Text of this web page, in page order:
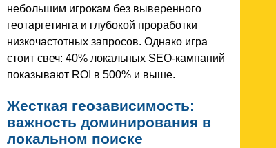
небольшим игрокам без выверенного
геотаргетинга и глубокой проработки
низкочастотных запросов. Однако игра
стоит свеч: 40% локальных SEO-кампаний
показывают ROI в 500% и выше.
Жесткая геозависимость:
важность доминирования в
локальном поиске